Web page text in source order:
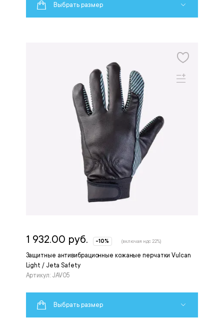
Выбрать размер
Защитные антивибрационные кожаные перчатки Vulcan
Light / Jeta Safety
Артикул: JAV05
1 932.00 руб. -10% (включая ндс 22%)
Выбрать размер